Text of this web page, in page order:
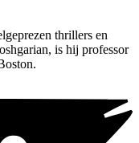
thrillers en
is hij professor